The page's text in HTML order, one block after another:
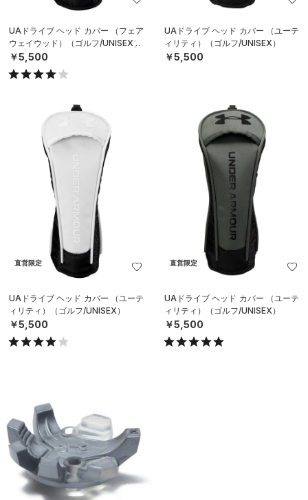
UAドライブ ヘッド カバー （フェア
ウェイウッド）（ゴルフ/UNISEX）
￥5,500
UAドライブ ヘッド カバー （ユーテ
ィリティ）（ゴルフ/UNISEX）
￥5,500
直営限定
UAドライブ ヘッド カバー （ユーテ
ィリティ）（ゴルフ/UNISEX）
￥5,500
直営限定
UAドライブ ヘッド カバー （ユーテ
ィリティ）（ゴルフ/UNISEX）
￥5,500